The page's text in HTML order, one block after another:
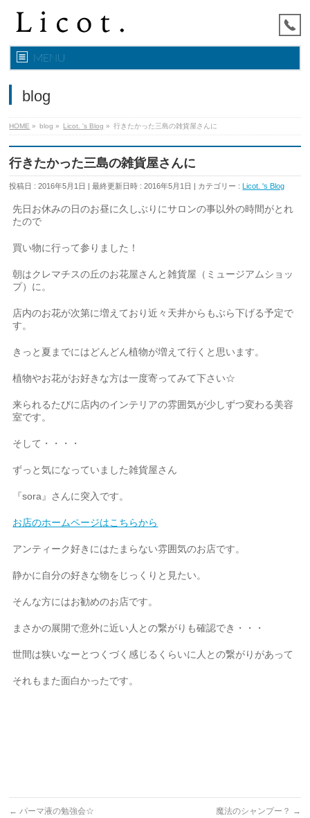
MENU
blog
HOME » blog » Licot. 's Blog » 行きたかった三島の雑貨屋さんに
行きたかった三島の雑貨屋さんに
投稿日 : 2016年5月1日 最終更新日時 : 2016年5月1日 カテゴリー :Licot. 's Blog
先日お休みの日のお昼に久しぶりにサロンの事以外の時間がとれ
たので
買い物に行って参りました！
朝はクレマチスの丘のお花屋さんと雑貨屋（ミュージアムショッ
プ）に。
店内のお花が次第に増えており近々天井からもぶら下げる予定で
す。
きっと夏までにはどんどん植物が増えて行くと思います。
植物やお花がお好きな方は一度寄ってみて下さい☆
来られるたびに店内のインテリアの雰囲気が少しずつ変わる美容
室です。
そして・・・・
ずっと気になっていました雑貨屋さん
『sora』さんに突入です。
お店のホームページはこちらから
アンティーク好きにはたまらない雰囲気のお店です。
静かに自分の好きな物をじっくりと見たい。
そんな方にはお勧めのお店です。
まさかの展開で意外に近い人との繋がりも確認でき・・・
世間は狭いなーとつくづく感じるくらいに人との繋がりがあって
それもまた面白かったです。
← パーマ液の勉強会☆ 魔法のシャンプー？ →